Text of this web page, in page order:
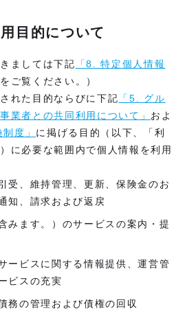
目的について
ましては下記
「8. 特定個人情報
をご覧ください。）
れた目的ならびに下記 「5. グル
業者との共同利用について」 およ
度」 に掲げる目的（以下、「利
に必要な範囲内で個人情報を利用
受、維持管理、更新、保険金のお
知、請求および返戻
みます。）のサービスの案内・提
ービスに関する情報提供、運営管
ビスの充実
務の管理および債権の回収